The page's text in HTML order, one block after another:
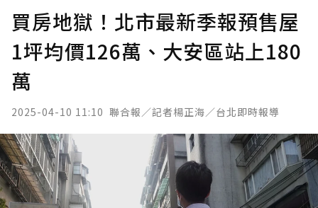
買房地獄！北市最新季報預售屋
1坪均價126萬、大安區站上180
萬
2025-04-10 11:10 聯合報／記者楊正海／台北即時報導